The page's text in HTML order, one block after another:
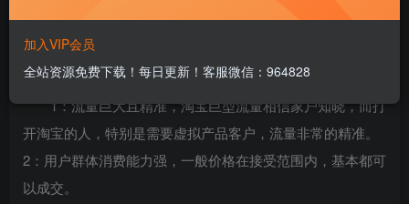
1：流量巨大且精准，淘宝巨型流量相信家户知晓，而打
开淘宝的人，特别是需要虚拟产品客户，流量非常的精准。
2：用户群体消费能力强，一般价格在接受范围内，基本都可
以成交。
加入VIP会员
全站资源免费下载！每日更新！客服微信：964828